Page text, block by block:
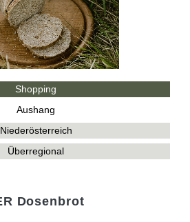
Shopping
Aushang
Niederösterreich
Überregional
Dosenbrot